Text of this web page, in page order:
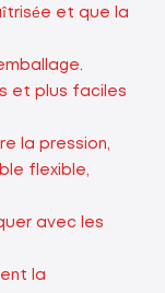
et que la
et plus faciles
la pression,
flexible,
avec les
la